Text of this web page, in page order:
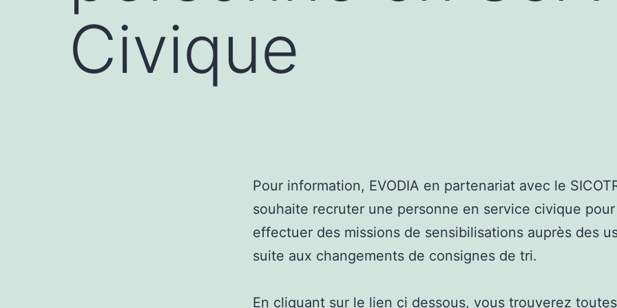
Civique
Pour information, EVODIA en partenariat avec le
souhaite recruter une personne en service civique pour
effectuer des missions de sensibilisations auprès des
suite aux changements de consignes de tri.
En cliquant sur le lien ci dessous, vous trouverez